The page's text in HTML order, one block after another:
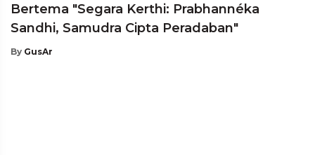
Bertema "Segara Kerthi: Prabhannéka
Sandhi, Samudra Cipta Peradaban"
By GusAr